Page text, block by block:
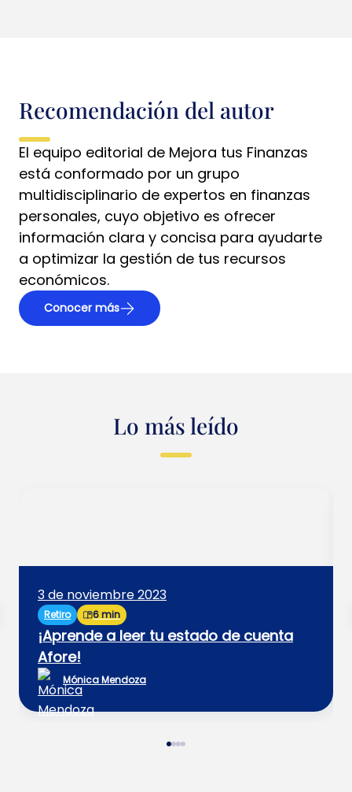
Recomendación del autor
El equipo editorial de Mejora tus Finanzas
está conformado por un grupo
multidisciplinario de expertos en finanzas
personales, cuyo objetivo es ofrecer
información clara y concisa para ayudarte
a optimizar la gestión de tus recursos
económicos.
Conocer más
Lo más leído
3 de noviembre 2023
Retiro 6 min
¡Aprende a leer tu estado de cuenta
Afore!
Mónica Mendoza